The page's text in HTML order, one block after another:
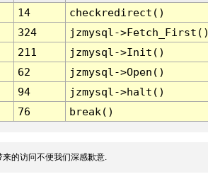
14
checkredirect()
324
jzmysql-
211
jzmysql->Init()
62
jzmysql->Open()
94
jzmysql->halt()
76 break()
的访问不便我们深感歉意.